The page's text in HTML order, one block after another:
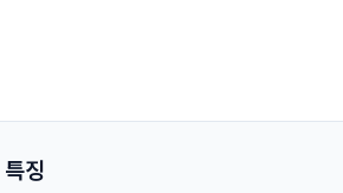
징